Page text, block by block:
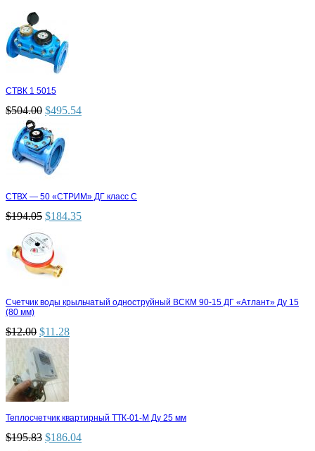
СТВК 1 5015
$504.00 $495.54
СТВХ — 50 «СТРИМ» ДГ класс С
$194.05 $184.35
Счетчик воды крыльчатый одноструйный ВСКМ 90-15 ДГ «Атлант» Ду 15
(80 мм)
$12.00 $11.28
Теплосчетчик квартирный ТТК-01-М Ду 25 мм
$195.83 $186.04